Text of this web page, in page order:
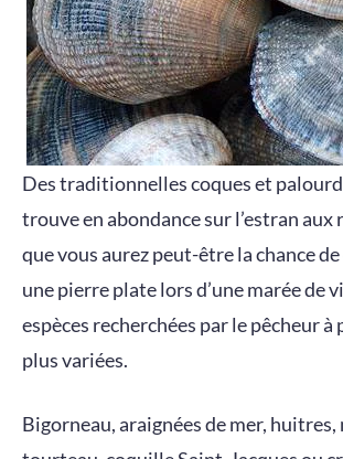
Des traditionnelles coques et
trouve en abondance sur l’estran aux
que vous aurez peut-être la chance
une pierre plate lors d’une marée de
espèces recherchées par le pêcheur à
plus variées.
Bigorneau, araignées de mer, huitres,